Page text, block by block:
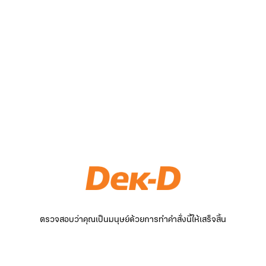
ตรวจสอบว่าคุณเป็นมนุษย์ด้วยการทำคำสั่งนี้ให้เสร็จสิ้น